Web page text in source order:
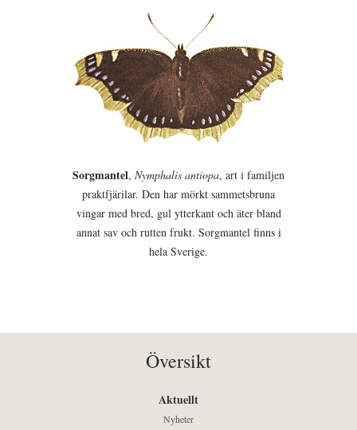
Sorgmantel, Nymphalis antiopa, art i familjen
praktfjärilar. Den har mörkt sammetsbruna
vingar med bred, gul ytterkant och äter bland
annat sav och rutten frukt. Sorgmantel finns i
hela Sverige.
Översikt
Aktuellt
Nyheter